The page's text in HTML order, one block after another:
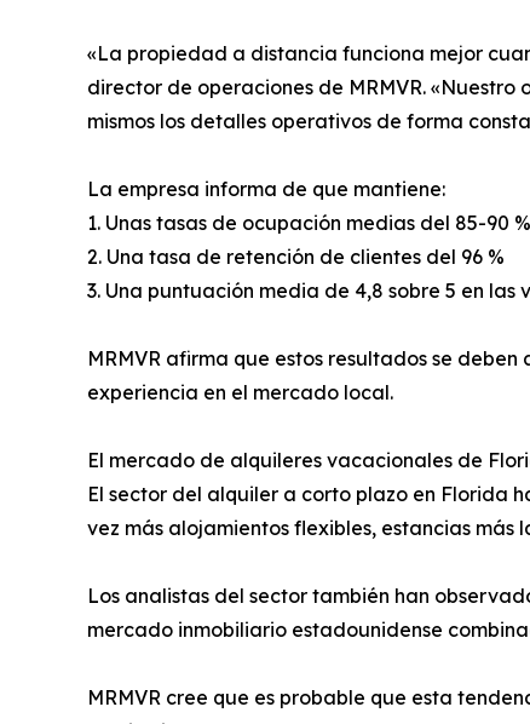
«La propiedad a distancia funciona mejor
director de operaciones de MRMVR.
mismos los detalles operativos de forma
La empresa informa de que mantiene:
1. Unas tasas de ocupación medias del 85-90
2. Una tasa de retención de clientes del 96 %
3. Una puntuación media de 4,8 sobre 5 en las
MRMVR afirma que estos resultados se
experiencia en el mercado local.
El mercado de alquileres vacacionales de
El sector del alquiler a corto plazo en Florida
vez más alojamientos flexibles, estancias
Los analistas del sector también han
mercado inmobiliario estadounidense
MRMVR cree que es probable que esta